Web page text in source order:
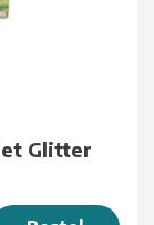
Glitter